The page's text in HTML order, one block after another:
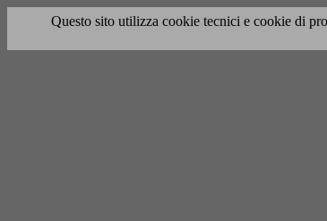
Questo sito utilizza cookie tecnici e cookie di